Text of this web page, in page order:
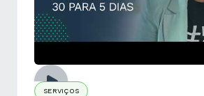
SERVIÇOS